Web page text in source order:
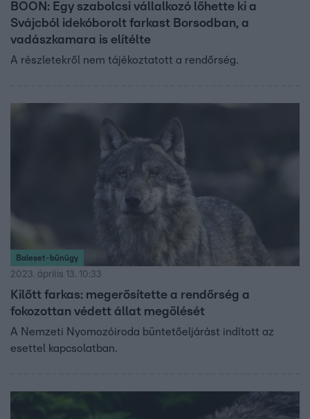
BOON: Egy szabolcsi vállalkozó lőhette ki a
Svájcból idekóborolt farkast Borsodban, a
vadászkamara is elítélte
A részletekről nem tájékoztatott a rendőrség.
Baleset-bűnügy
2023. április 13. 10:33
Kilőtt farkas: megerősítette a rendőrség a
fokozottan védett állat megölését
A Nemzeti Nyomozóiroda büntetőeljárást indított az
esettel kapcsolatban.